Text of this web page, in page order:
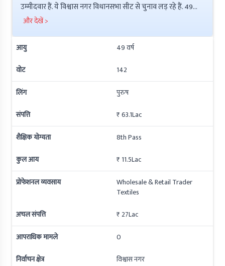
उम्मीदवार हैं. ये विश्वास नगर विधानसभा सीट से चुनाव लड़ रहे हैं. 49
वर्षीय पराग जैन ने 8th Pass की है इनकी कुल संपत्ति ₹ 11.5Lac है.
इनके ऊपर ₹ 23.7Lac की देनदारी है. इनके ऊपर आपराधिक मामले नहीं
हैं.
और देखें >
आयु 49वर्ष
वोट
142
लिंग
पुरुष
संपत्ति
₹ 63.1Lac
शैक्षिक योग्यता
8th Pass
कुल आय
₹ 11.5Lac
प्रोफेशनल व्यवसाय
Wholesale & Retail Trader
Textiles
अचल संपत्ति
₹ 27Lac
आपराधिक मामले
0
निर्वाचन क्षेत्र
विश्वास नगर